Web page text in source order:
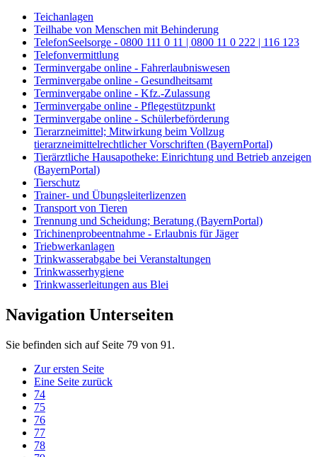
Teichanlagen
Teilhabe von Menschen mit Behinderung
TelefonSeelsorge - 0800 111 0 11 | 0800 11 0 222 | 116 123
Telefonvermittlung
Terminvergabe online - Fahrerlaubniswesen
Terminvergabe online - Gesundheitsamt
Terminvergabe online - Kfz.-Zulassung
Terminvergabe online - Pflegestützpunkt
Terminvergabe online - Schülerbeförderung
Tierarzneimittel; Mitwirkung beim Vollzug
tierarzneimittelrechtlicher Vorschriften (BayernPortal)
Tierärztliche Hausapotheke: Einrichtung und Betrieb anzeigen
(BayernPortal)
Tierschutz
Trainer- und Übungsleiterlizenzen
Transport von Tieren
Trennung und Scheidung; Beratung (BayernPortal)
Trichinenprobeentnahme - Erlaubnis für Jäger
Triebwerkanlagen
Trinkwasserabgabe bei Veranstaltungen
Trinkwasserhygiene
Trinkwasserleitungen aus Blei
Navigation Unterseiten
Sie befinden sich auf Seite 79 von 91.
Zur ersten Seite
Eine Seite zurück
74
75
76
77
78